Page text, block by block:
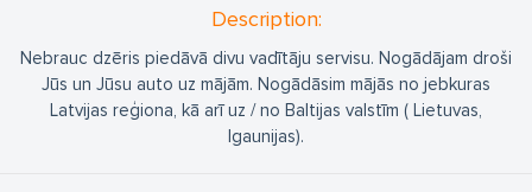
Description:
Nebrauc dzēris piedāvā divu vadītāju servisu. Nogādājam droši
Jūs un Jūsu auto uz mājām. Nogādāsim mājās no jebkuras
Latvijas reģiona, kā arī uz / no Baltijas valstīm ( Lietuvas,
Igaunijas).